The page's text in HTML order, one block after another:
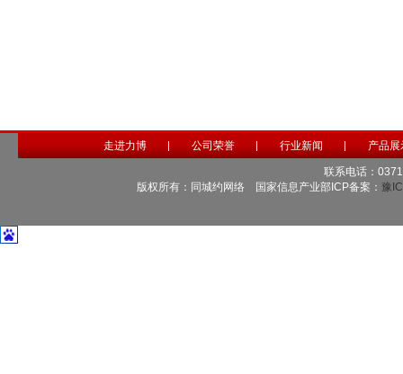
走进力博 公司荣誉 行业新闻 产品展
联系电话：
版权所有：同城约网络 国家信息产业部ICP备案： 豫